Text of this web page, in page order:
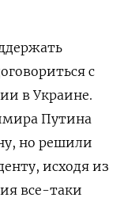
с
в Украине.
Путина
но решили
исходя из
все-таки